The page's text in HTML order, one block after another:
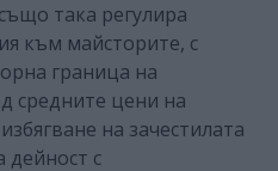
така регулира
към майсторите, с
граница на
средните цени на
на зачестилата
дейност с